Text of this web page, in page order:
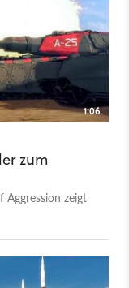
1:06
zum
Aggression zeigt